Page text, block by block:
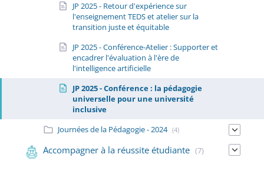
JP 2025 - Retour d'expérience sur
l'enseignement TEDS et atelier sur la
transition juste et équitable
JP 2025 - Conférence-Atelier : Supporter et
encadrer l'évaluation à l'ère de
l'intelligence artificielle
JP 2025 - Conférence : la pédagogie
universelle pour une université
inclusive
Journées de la Pédagogie - 2024 (4)
Accompagner à la réussite étudiante (7)